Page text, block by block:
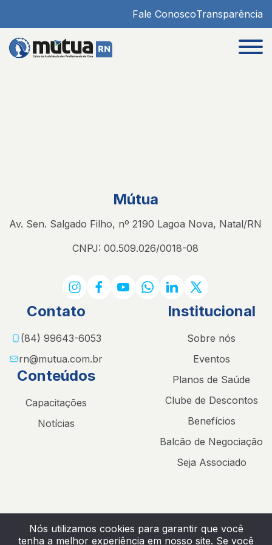
Fale ConoscoTransparência
Mútua
Av. Sen. Salgado Filho, nº 2190 Lagoa Nova, Natal/RN
CNPJ: 00.509.026/0018-08
Contato
(84) 99643-6053
rn@mutua.com.br
Conteúdos
Capacitações
Notícias
Institucional
Sobre nós
Eventos
Planos de Saúde
Clube de Descontos
Benefícios
Balcão de Negociação
Seja Associado
Nós utilizamos cookies para garantir que você
tenha a melhor experiência em nosso site. Se você